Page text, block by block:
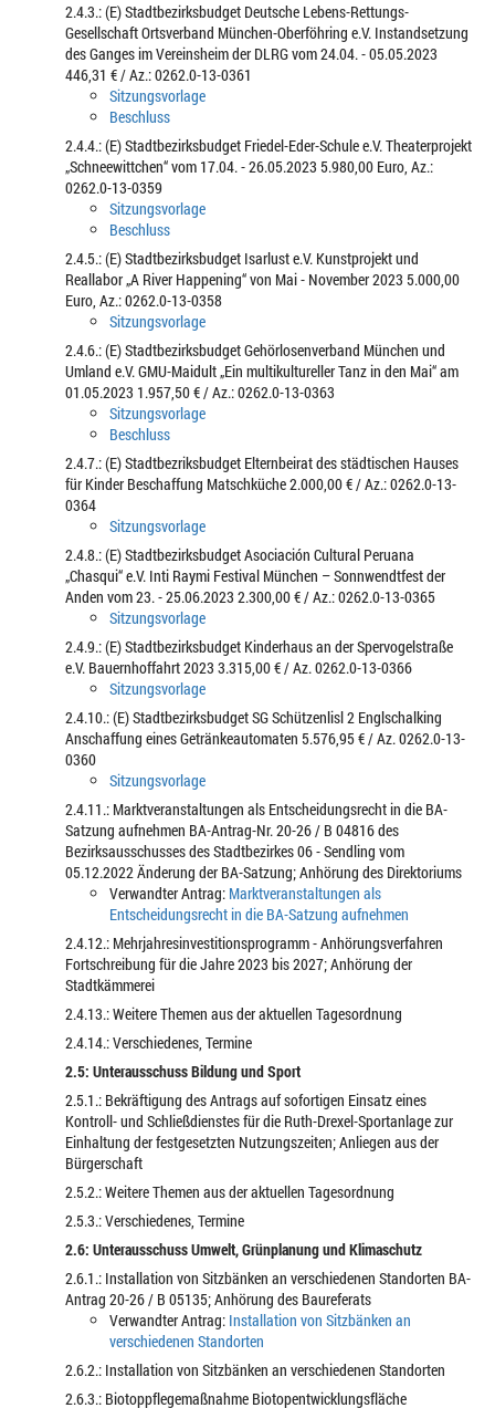
2.4.3.: (E) Stadtbezirksbudget Deutsche Lebens-Rettungs-
Gesellschaft Ortsverband München-Oberföhring e.V. Instandsetzung
des Ganges im Vereinsheim der DLRG vom 24.04. - 05.05.2023
446,31 € / Az.: 0262.0-13-0361
Sitzungsvorlage
Beschluss
2.4.4.: (E) Stadtbezirksbudget Friedel-Eder-Schule e.V. Theaterprojekt
„Schneewittchen“ vom 17.04. - 26.05.2023 5.980,00 Euro, Az.:
0262.0-13-0359
Sitzungsvorlage
Beschluss
2.4.5.: (E) Stadtbezirksbudget Isarlust e.V. Kunstprojekt und
Reallabor „A River Happening“ von Mai - November 2023 5.000,00
Euro, Az.: 0262.0-13-0358
Sitzungsvorlage
2.4.6.: (E) Stadtbezirksbudget Gehörlosenverband München und
Umland e.V. GMU-Maidult „Ein multikultureller Tanz in den Mai“ am
01.05.2023 1.957,50 € / Az.: 0262.0-13-0363
Sitzungsvorlage
Beschluss
2.4.7.: (E) Stadtbezriksbudget Elternbeirat des städtischen Hauses
für Kinder Beschaffung Matschküche 2.000,00 € / Az.: 0262.0-13-
0364
Sitzungsvorlage
2.4.8.: (E) Stadtbezirksbudget Asociación Cultural Peruana
„Chasqui“ e.V. Inti Raymi Festival München – Sonnwendtfest der
Anden vom 23. - 25.06.2023 2.300,00 € / Az.: 0262.0-13-0365
Sitzungsvorlage
2.4.9.: (E) Stadtbezirksbudget Kinderhaus an der Spervogelstraße
e.V. Bauernhoffahrt 2023 3.315,00 € / Az. 0262.0-13-0366
Sitzungsvorlage
2.4.10.: (E) Stadtbezirksbudget SG Schützenlisl 2 Englschalking
Anschaffung eines Getränkeautomaten 5.576,95 € / Az. 0262.0-13-
0360
Sitzungsvorlage
2.4.11.: Marktveranstaltungen als Entscheidungsrecht in die BA-
Satzung aufnehmen BA-Antrag-Nr. 20-26 / B 04816 des
Bezirksausschusses des Stadtbezirkes 06 - Sendling vom
05.12.2022 Änderung der BA-Satzung; Anhörung des Direktoriums
Verwandter Antrag: Marktveranstaltungen als
Entscheidungsrecht in die BA-Satzung aufnehmen
2.4.12.: Mehrjahresinvestitionsprogramm - Anhörungsverfahren
Fortschreibung für die Jahre 2023 bis 2027; Anhörung der
Stadtkämmerei
2.4.13.: Weitere Themen aus der aktuellen Tagesordnung
2.4.14.: Verschiedenes, Termine
2.5: Unterausschuss Bildung und Sport
2.5.1.: Bekräftigung des Antrags auf sofortigen Einsatz eines
Kontroll- und Schließdienstes für die Ruth-Drexel-Sportanlage zur
Einhaltung der festgesetzten Nutzungszeiten; Anliegen aus der
Bürgerschaft
2.5.2.: Weitere Themen aus der aktuellen Tagesordnung
2.5.3.: Verschiedenes, Termine
2.6: Unterausschuss Umwelt, Grünplanung und Klimaschutz
2.6.1.: Installation von Sitzbänken an verschiedenen Standorten BA-
Antrag 20-26 / B 05135; Anhörung des Baureferats
Verwandter Antrag: Installation von Sitzbänken an
verschiedenen Standorten
2.6.2.: Installation von Sitzbänken an verschiedenen Standorten
2.6.3.: Biotoppflegemaßnahme Biotopentwicklungsfläche